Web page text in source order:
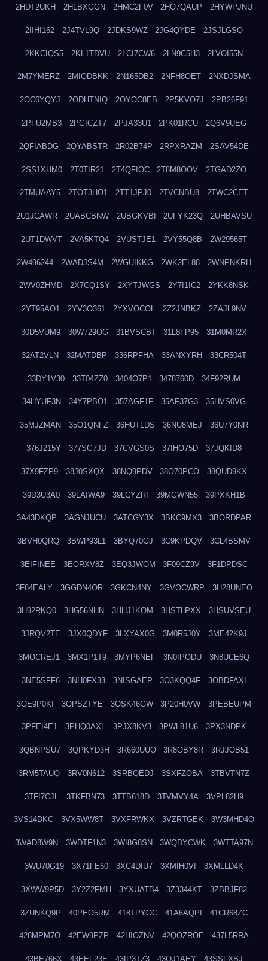
2HDT2UKH 2HLBXGGN 2HMC2F0V 2HO7QAUP 2HYWPJNU
2IIHI162 2J4TVL9Q 2JDKS9WZ 2JG4QYDE 2JSJLGSQ
2KKCIQS5 2KL1TDVU 2LCI7CW6 2LN9C5H3 2LVOI55N
2M7YMERZ 2MIQDBKK 2N165DB2 2NFH8OET 2NXDJSMA
2OC6YQYJ 2ODHTNIQ 2OYOC8EB 2P5KVO7J 2PB26F91
2PFU2MB3 2PGICZT7 2PJA33U1 2PK01RCU 2Q6V9UEG
2QFIABDG 2QYABSTR 2R02B74P 2RPXRAZM 2SAV54DE
2SS1XHM0 2T0TIR21 2T4QFIOC 2T8M8OOV 2TGAD2ZO
2TMUAAY5 2TOT3HO1 2TT1JPJ0 2TVCNBU8 2TWC2CET
2U1JCAWR 2UABCBNW 2UBGKVBI 2UFYK23Q 2UHBAVSU
2UT1DWVT 2VA5KTQ4 2VUSTJE1 2VY55Q8B 2W29565T
2W496244 2WADJS4M 2WGUIKKG 2WK2EL88 2WNPNKRH
2WV0ZHMD 2X7CQ1SY 2XYTJWGS 2Y7I1IC2 2YKK8NSK
2YT95AO1 2YV3O361 2YXVOCOL 2Z2JNBKZ 2ZAJL9NV
30D5VUM9 30W729OG 31BVSCBT 31L8FP95 31M0MR2X
32AT2VLN 32MATDBP 336RPFHA 33ANXYRH 33CR504T
33DY1V30 33T04ZZ0 3404O7P1 3478760D 34F92RUM
34HYUF3N 34Y7PBO1 357AGF1F 35AF37G3 35HVS0VG
35MJZMAN 35O1QNFZ 36HUTLDS 36NU8MEJ 36U7Y0NR
376J215Y 377SG7JD 37CVGS0S 37IHO75D 37JQKID8
37X9FZP9 38J0SXQX 38NQ9PDV 38O70PCO 38QUD9KX
39D3U3A0 39LAIWA9 39LCYZRI 39MGWN55 39PXKH1B
3A43DKQP 3AGNJUCU 3ATCGY3X 3BKC9MX3 3BORDPAR
3BVH0QRQ 3BWP93L1 3BYQ70GJ 3C9KPDQV 3CL4BSMV
3EIFINEE 3EORXV8Z 3EQ3JWOM 3F09CZ9V 3F1DPDSC
3F84EALY 3GGDN4OR 3GKCN4NY 3GVOCWRP 3H28UNEO
3H92RKQ0 3HG56NHN 3HHJ1KQM 3HSTLPXX 3HSUVSEU
3JRQV2TE 3JX0QDYF 3LXYAX0G 3M0R5J0Y 3ME42K9J
3MOCREJ1 3MX1P1T9 3MYP6NEF 3N0IPODU 3N8UCE6Q
3NE5SFF6 3NH0FX33 3NISGAEP 3O3KQQ4F 3OBDFAXI
3OE9P0KI 3OPSZTYE 3OSK46GW 3P20H0VW 3PEBEUPM
3PFEI4E1 3PHQ0AXL 3PJX8KV3 3PWL81U6 3PX3NDPK
3QBNPSU7 3QPKYD3H 3R660UUO 3R8OBY8R 3RJJOB51
3RM5TAUQ 3RV0N612 3SRBQEDJ 3SXFZOBA 3TBVTN7Z
3TFI7CJL 3TKFBN73 3TTB618D 3TVMVY4A 3VPL82H9
3VS14DKC 3VX5WW8T 3VXFRWKX 3VZRTGEK 3W3MHD4O
3WAD8W9N 3WDTF1N3 3WI8G8SN 3WQDYCWK 3WTTA97N
3WU70G19 3X71FE60 3XC4DIU7 3XMIH0VI 3XMLLD4K
3XWW9P5D 3Y2Z2FMH 3YXUATB4 3Z3344KT 3ZBBJF82
3ZUNKQ9P 40PEO5RM 418TPYOG 41A6AQPI 41CR68ZC
428MPM7O 42EW9PZP 42HIOZNV 42QOZROE 437L5RRA
43BE766X 43EEF23E 43IP3TZ3 43OJ1AEY 43SSFXBJ